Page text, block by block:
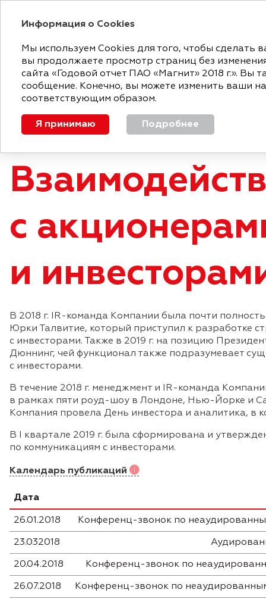
«МАГНИТ»
СЕГОДНЯ
СТРАТЕГИЧЕСКИЙ
Взаимодействие с акционерами и
с
и
В 2018 г. IR-команда Компании была почти
Юрки Талвитие, который приступил к разработке
с инвесторами. Также в 2019 г. на позицию
Дюннинг, чей функционал также подразумевает
с инвесторами.
В течение 2018 г. менеджмент и IR-команда
в рамках пяти роуд-шоу в Лондоне, Нью-Йорке и
Компания провела День инвестора и аналитика, в
В I квартале 2019 г. была сформирована и
по коммуникациям с инвесторами.
Календарь публикаций
Дата
26.01.2018 Конференц-звонок по
23.032018
20.04.2018 Конференц-звонок по
26.07.2018 Конференц-звонок по
Информация о Cookies
Мы используем Cookies для того, чтобы
вы продолжаете просмотр страниц без
сайта «Годовой отчет ПАО «Магнит» 2018 г.». Вы
сообщение. Конечно, вы можете изменить ваши
соответствующим образом.
Я принимаю Подробнее